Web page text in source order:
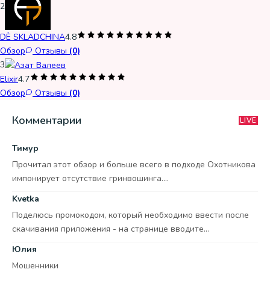
2
DÈ SKLADCHINA4.8
Обзор
Отзывы (0)
3
Elixir4.7
Обзор
Отзывы (0)
Комментарии LIVE
Тимур
Прочитал этот обзор и больше всего в подходе Охотникова
импонирует отсутствие гринвошинга....
Kvetka
Поделюсь промокодом, который необходимо ввести после
скачивания приложения - на странице вводите...
Юлия
Мошенники